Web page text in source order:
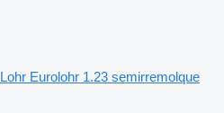
Lohr Eurolohr 1.23 semirremolque